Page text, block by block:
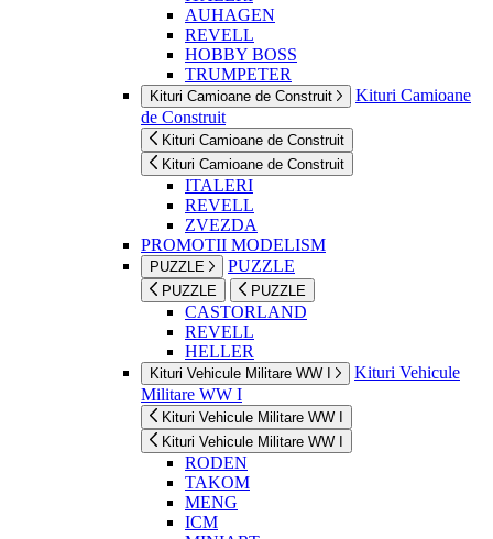
AUHAGEN
REVELL
HOBBY BOSS
TRUMPETER
Kituri Camioane de Construit
Kituri Camioane
de Construit
Kituri Camioane de Construit
Kituri Camioane de Construit
ITALERI
REVELL
ZVEZDA
PROMOTII MODELISM
PUZZLE PUZZLE
PUZZLE PUZZLE
CASTORLAND
REVELL
HELLER
Kituri Vehicule Militare WW I
Kituri Vehicule
Militare WW I
Kituri Vehicule Militare WW I
Kituri Vehicule Militare WW I
RODEN
TAKOM
MENG
ICM